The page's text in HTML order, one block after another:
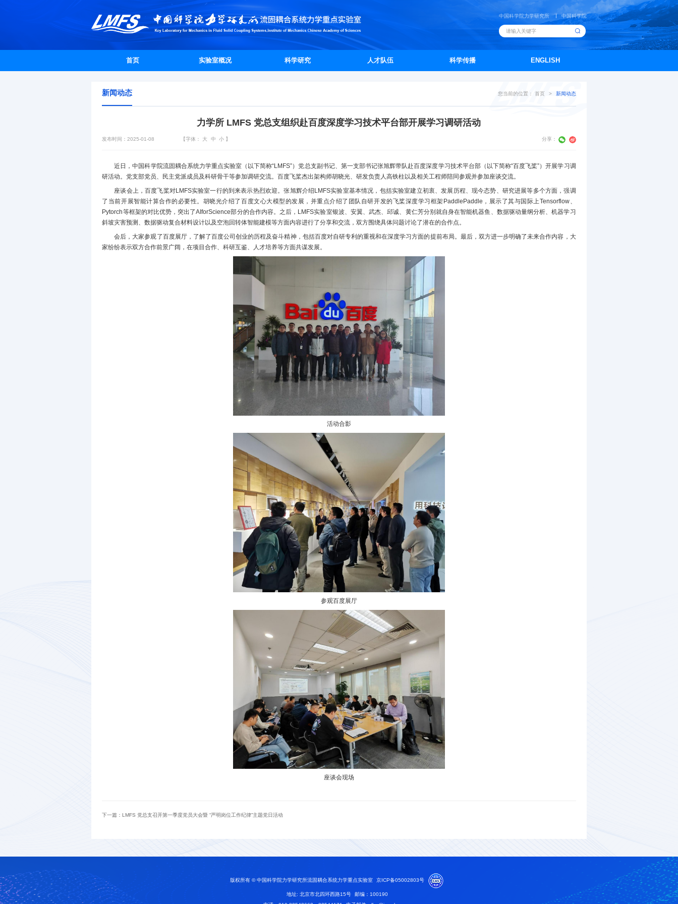
中国科学院力学研究所 中国科学院
首页 实验室概况 科学研究 人才队伍 科学传播 ENGLISH
新闻动态 您当前的位置： 首页 > 新闻动态
力学所 LMFS 党总支组织赴百度深度学习技术平台部开展学习调研活动
发布时间：2025-01-08 【字体： 大 中 小 】 分享：
近日，中国科学院流固耦合系统力学重点实验室（以下简称“LMFS”）党总支副书记、第一支部书记张旭辉带队赴百度深度学习技术平台部（以下简称“百度飞桨”）开展学习调
研活动。党支部党员、民主党派成员及科研骨干等参加调研交流。百度飞桨杰出架构师胡晓光、研发负责人高铁柱以及相关工程师陪同参观并参加座谈交流。
座谈会上，百度飞桨对LMFS实验室一行的到来表示热烈欢迎。张旭辉介绍LMFS实验室基本情况，包括实验室建立初衷、发展历程、现今态势、研究进展等多个方面，强调
了当前开展智能计算合作的必要性。胡晓光介绍了百度文心大模型的发展，并重点介绍了团队自研开发的飞桨深度学习框架PaddlePaddle，展示了其与国际上Tensorflow、
Pytorch等框架的对比优势，突出了AIforScience部分的合作内容。之后，LMFS实验室银波、安翼、武杰、邱诚、黄仁芳分别就自身在智能机器鱼、数据驱动量纲分析、机器学习
斜坡灾害预测、数据驱动复合材料设计以及空泡回转体智能建模等方面内容进行了分享和交流，双方围绕具体问题讨论了潜在的合作点。
会后，大家参观了百度展厅，了解了百度公司创业的历程及奋斗精神，包括百度对自研专利的重视和在深度学习方面的提前布局。最后，双方进一步明确了未来合作内容，大
家纷纷表示双方合作前景广阔，在项目合作、科研互鉴、人才培养等方面共谋发展。
活动合影
参观百度展厅
座谈会现场
下一篇：LMFS 党总支召开第一季度党员大会暨 “严明岗位工作纪律”主题党日活动
版权所有 © 中国科学院力学研究所流固耦合系统力学重点实验室 京ICP备05002803号
地址: 北京市北四环西路15号
邮编：100190